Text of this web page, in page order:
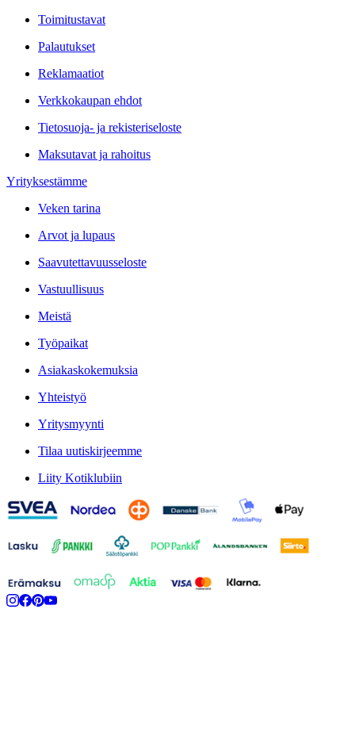
Toimitustavat
Palautukset
Reklamaatiot
Verkkokaupan ehdot
Tietosuoja- ja rekisteriseloste
Maksutavat ja rahoitus
Yrityksestämme
Veken tarina
Arvot ja lupaus
Saavutettavuusseloste
Vastuullisuus
Meistä
Työpaikat
Asiakaskokemuksia
Yhteistyö
Yritysmyynti
Tilaa uutiskirjeemme
Liity Kotiklubiin